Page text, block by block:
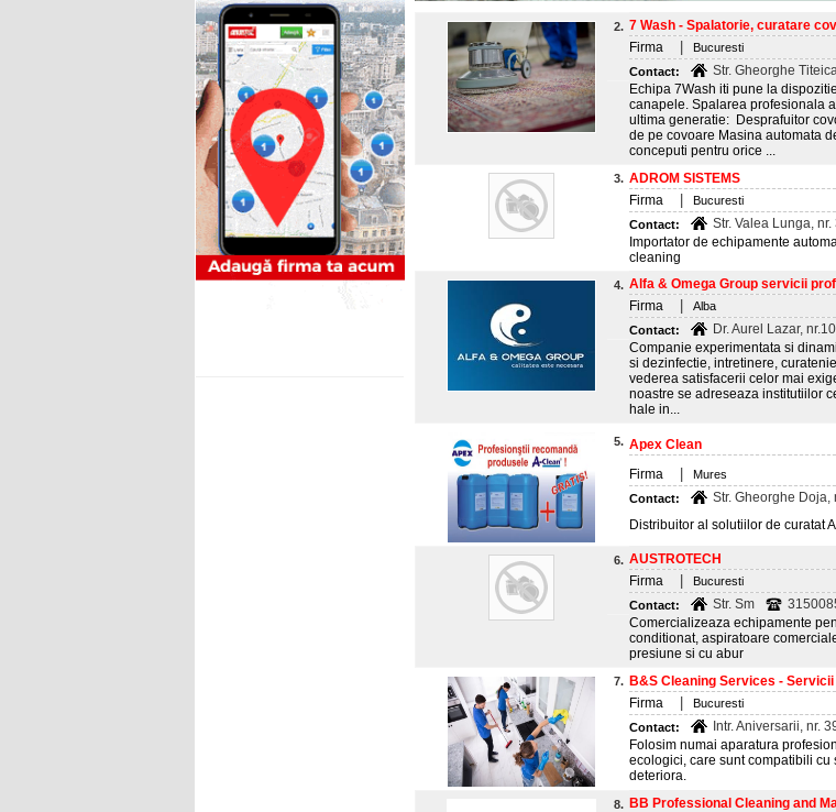
2. 7 Wash - Spalatorie, curatare
Firma
Bucuresti
Contact:
Str. Gheorghe
Echipa 7Wash iti pune la
canapele. Spalarea profesionala
ultima generatie: Desprafuitor
de pe covoare Masina automata
conceputi pentru orice ...
3. ADROM SISTEMS
Firma
Bucuresti
Contact:
Str. Valea Lunga, nr.
Importator de echipamente
cleaning
4. Alfa & Omega Group servicii
Firma
Alba
Contact:
Dr. Aurel Lazar,
Companie experimentata si
si dezinfectie, intretinere,
vederea satisfacerii celor mai
noastre se adreseaza institutiilor
hale in...
5. Apex Clean
Firma
Mures
Contact:
Str. Gheorghe Doja,
Distribuitor al solutiilor de curatat
6. AUSTROTECH
Firma
Bucuresti
Contact:
Str. Sm
Comercializeaza echipamente
conditionat, aspiratoare
presiune si cu abur
7. B&S Cleaning Services -
Firma
Bucuresti
Contact:
Intr. Aniversarii, nr.
Folosim numai aparatura
ecologici, care sunt compatibili cu
deteriora.
8. BB Professional Cleaning and